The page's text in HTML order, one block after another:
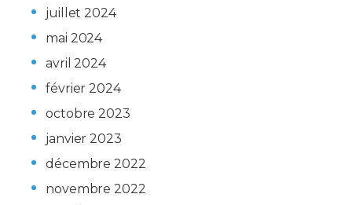
juillet 2024
mai 2024
avril 2024
février 2024
octobre 2023
janvier 2023
décembre 2022
novembre 2022